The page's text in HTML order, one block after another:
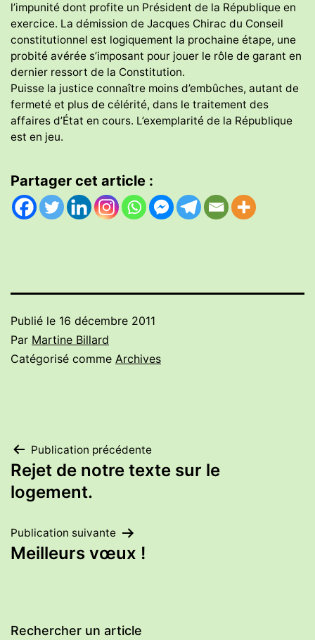
l’impunité dont profite un Président de la République en
exercice. La démission de Jacques Chirac du Conseil
constitutionnel est logiquement la prochaine étape, une
probité avérée s’imposant pour jouer le rôle de garant en
dernier ressort de la Constitution.
Puisse la justice connaître moins d’embûches, autant de
fermeté et plus de célérité, dans le traitement des
affaires d’État en cours. L’exemplarité de la République
est en jeu.
Partager cet article :
Publié le 16 décembre 2011
Par Martine Billard
Catégorisé comme Archives
Navigation
de
l’article
Publication précédente
Rejet de notre texte sur le
logement.
Publication suivante
Meilleurs vœux !
Rechercher un article